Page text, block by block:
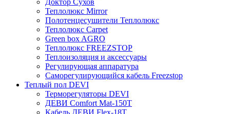
Доктор Сухов
Теплолюкс Mirror
Полотенцесушители Теплолюкс
Теплолюкс Carpet
Green box AGRO
Теплолюкс FREEZSTOP
Теплоизоляция и аксессуары
Регулирующая аппаратура
Cаморегулирующийся кабель Freezstop
Теплый пол DEVI
Терморегуляторы DEVI
ДЕВИ Comfort Mat-150T
Кабель ДЕВИ Flex-18T